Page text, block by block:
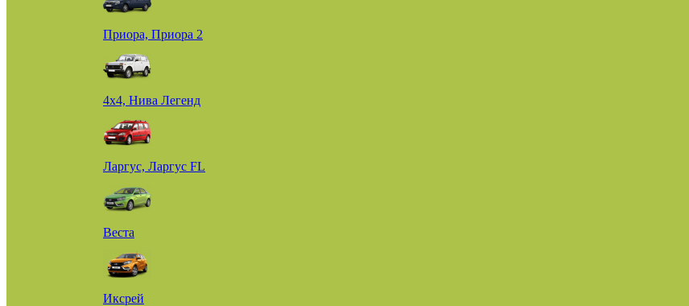
Приора, Приора 2
4х4, Нива Легенд
Ларгус, Ларгус FL
Веста
Иксрей